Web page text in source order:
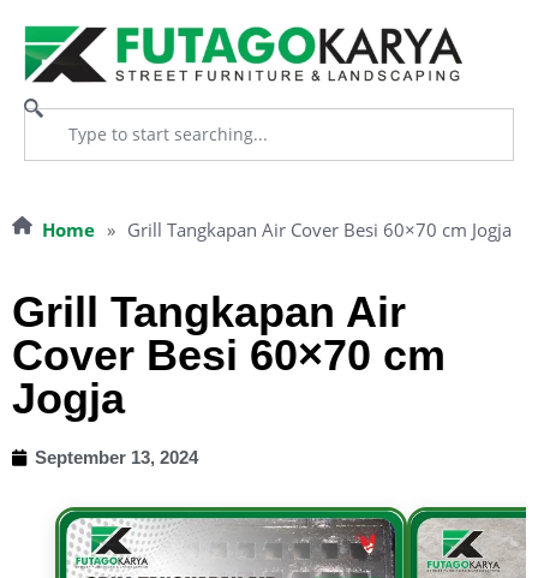
Home » Grill Tangkapan Air Cover Besi 60×70 cm Jogja
Grill Tangkapan Air
Cover Besi 60×70 cm
Jogja
September 13, 2024